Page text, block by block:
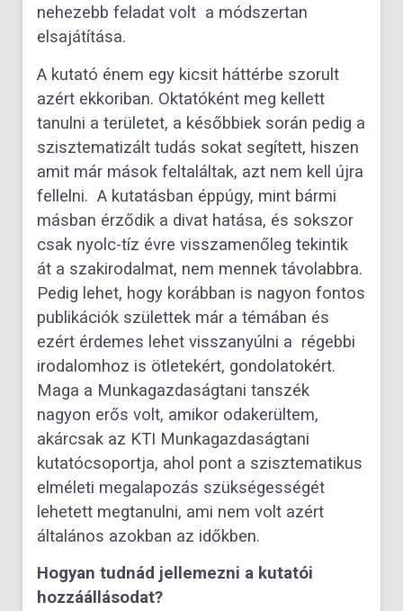
nehezebb feladat volt a módszertan
elsajátítása.
A kutató énem egy kicsit háttérbe szorult
azért ekkoriban. Oktatóként meg kellett
tanulni a területet, a későbbiek során pedig a
szisztematizált tudás sokat segített, hiszen
amit már mások feltaláltak, azt nem kell újra
fellelni. A kutatásban éppúgy, mint bármi
másban érződik a divat hatása, és sokszor
csak nyolc-tíz évre visszamenőleg tekintik
át a szakirodalmat, nem mennek távolabbra.
Pedig lehet, hogy korábban is nagyon fontos
publikációk születtek már a témában és
ezért érdemes lehet visszanyúlni a régebbi
irodalomhoz is ötletekért, gondolatokért.
Maga a Munkagazdaságtani tanszék
nagyon erős volt, amikor odakerültem,
akárcsak az KTI Munkagazdaságtani
kutatócsoportja, ahol pont a szisztematikus
elméleti megalapozás szükségességét
lehetett megtanulni, ami nem volt azért
általános azokban az időkben.
Hogyan tudnád jellemezni a kutatói
hozzáállásodat?